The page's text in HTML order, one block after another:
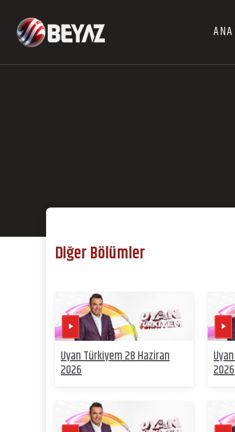
Diğer Bölümler
Uyan Türkiyem 28 Haziran
2026 2026